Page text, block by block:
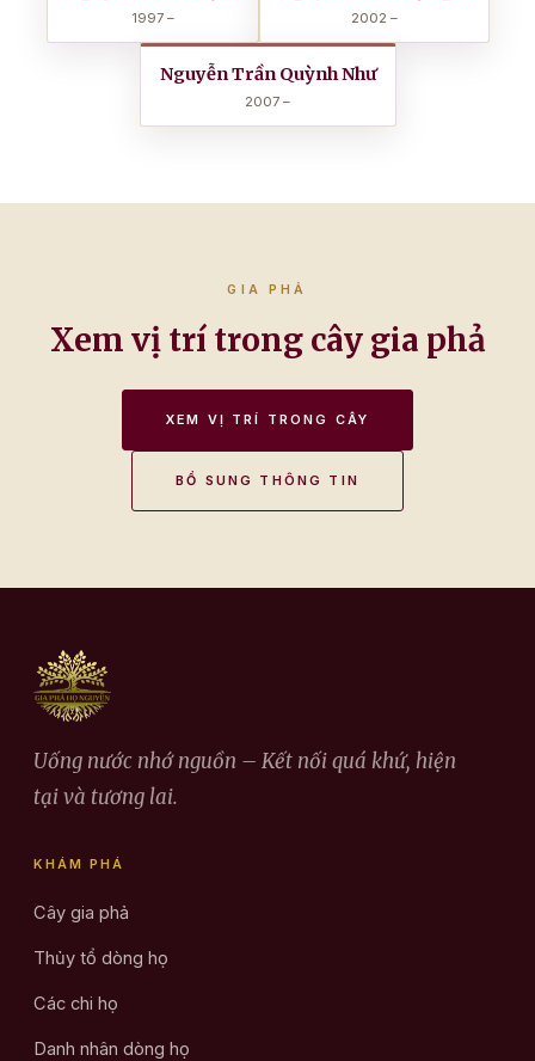
1997 – 2002 –
Nguyễn Trần Quỳnh Như
2007 –
GIA PHẢ
Xem vị trí trong cây gia phả
XEM VỊ TRÍ TRONG CÂY
BỔ SUNG THÔNG TIN
Uống nước nhớ nguồn – Kết nối quá khứ, hiện
tại và tương lai.
KHÁM PHÁ
Cây gia phả
Thủy tổ dòng họ
Các chi họ
Danh nhân dòng họ